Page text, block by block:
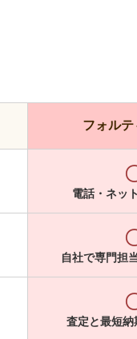
フォル
電話・ネッ
自社で専門担
査定と最短